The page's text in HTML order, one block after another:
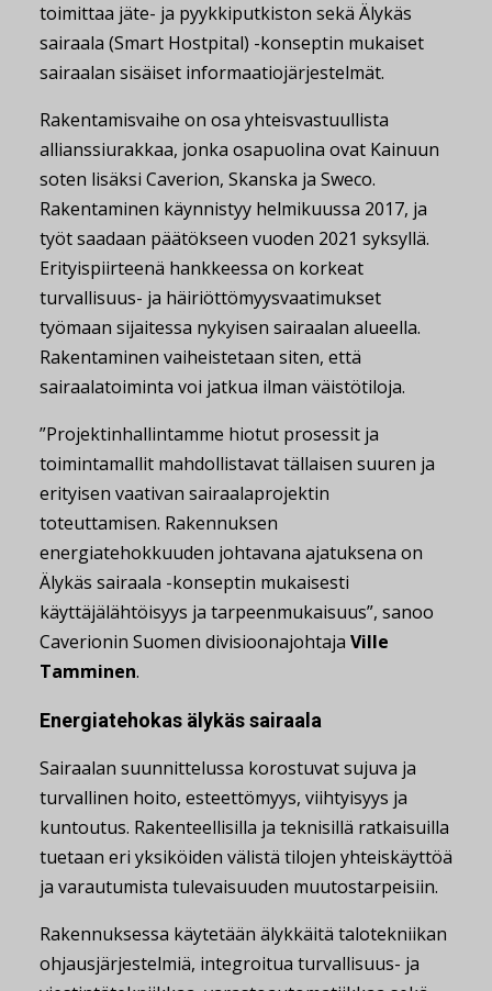
toimittaa jäte- ja pyykkiputkiston sekä Älykäs
sairaala (Smart Hostpital) -konseptin mukaiset
sairaalan sisäiset informaatiojärjestelmät.
Rakentamisvaihe on osa yhteisvastuullista
allianssiurakkaa, jonka osapuolina ovat Kainuun
soten lisäksi Caverion, Skanska ja Sweco.
Rakentaminen käynnistyy helmikuussa 2017, ja
työt saadaan päätökseen vuoden 2021 syksyllä.
Erityispiirteenä hankkeessa on korkeat
turvallisuus- ja häiriöttömyysvaatimukset
työmaan sijaitessa nykyisen sairaalan alueella.
Rakentaminen vaiheistetaan siten, että
sairaalatoiminta voi jatkua ilman väistötiloja.
”Projektinhallintamme hiotut prosessit ja
toimintamallit mahdollistavat tällaisen suuren ja
erityisen vaativan sairaalaprojektin
toteuttamisen. Rakennuksen
energiatehokkuuden johtavana ajatuksena on
Älykäs sairaala -konseptin mukaisesti
käyttäjälähtöisyys ja tarpeenmukaisuus”, sanoo
Caverionin Suomen divisioonajohtaja Ville
Tamminen.
Energiatehokas älykäs sairaala
Sairaalan suunnittelussa korostuvat sujuva ja
turvallinen hoito, esteettömyys, viihtyisyys ja
kuntoutus. Rakenteellisilla ja teknisillä ratkaisuilla
tuetaan eri yksiköiden välistä tilojen yhteiskäyttöä
ja varautumista tulevaisuuden muutostarpeisiin.
Rakennuksessa käytetään älykkäitä talotekniikan
ohjausjärjestelmiä, integroitua turvallisuus- ja